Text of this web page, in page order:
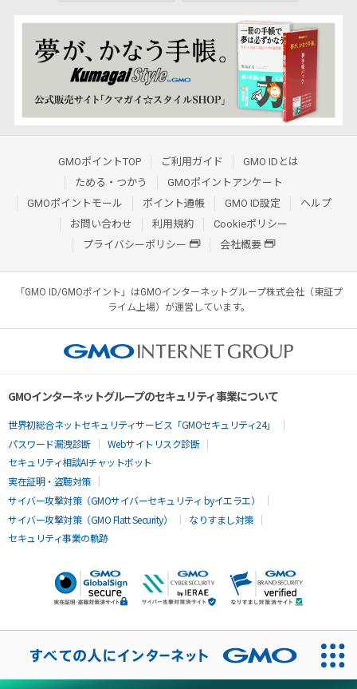
GMOポイントTOP ご利用ガイド
GMO IDとは
ためる・つかう
GMOポイントアンケート
GMOポイントモール
ポイント通帳 GMO ID設定
ヘルプ
お問い合わせ
利用規約
Cookieポリシー
プライバシーポリシー
会社概要
「GMO ID/GMOポイント」はGMOインターネットグループ株式会社（東証プ
ライム上場）が運営しています。
GMOインターネットグループのセキュリティ事業について
世界初総合ネットセキュリティサービス「GMOセキュリティ24」
パスワード漏洩診断
Webサイトリスク診断
セキュリティ相談AIチャットボット
実在証明・盗聴対策
サイバー攻撃対策（GMOサイバーセキュリティ byイエラエ）
サイバー攻撃対策（GMO Flatt Security）
なりすまし対策
セキュリティ事業の軌跡